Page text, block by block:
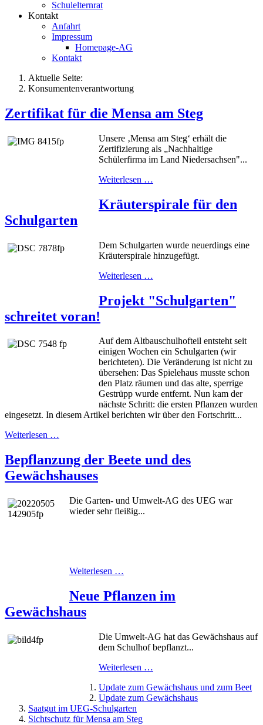
Schulelternrat
Kontakt
Anfahrt
Impressum
Homepage-AG
Kontakt
Aktuelle Seite:
Konsumentenverantwortung
Zertifikat für die Mensa am Steg
Unsere ‚Mensa am Steg‘ erhält die
Zertifizierung als „Nachhaltige
Schülerfirma im Land Niedersachsen"...
Weiterlesen …
Kräuterspirale für den
Schulgarten
Dem Schulgarten wurde neuerdings eine
Kräuterspirale hinzugefügt.
Weiterlesen …
Projekt "Schulgarten"
schreitet voran!
Auf dem Altbauschulhofteil entsteht seit
einigen Wochen ein Schulgarten (wir
berichteten). Die Veränderung ist nicht zu
übersehen: Das Spielehaus musste schon
den Platz räumen und das alte, sperrige
Gestrüpp wurde entfernt. Nun kam der
nächste Schritt: die ersten Pflanzen wurden
eingesetzt. In diesem Artikel berichten wir über den Fortschritt...
Weiterlesen …
Bepflanzung der Beete und des
Gewächshauses
Die Garten- und Umwelt-AG des UEG war
wieder sehr fleißig...
Weiterlesen …
Neue Pflanzen im
Gewächshaus
Die Umwelt-AG hat das Gewächshaus auf
dem Schulhof bepflanzt...
Weiterlesen …
Update zum Gewächshaus und zum Beet
Update zum Gewächshaus
Saatgut im UEG-Schulgarten
Sichtschutz für Mensa am Steg